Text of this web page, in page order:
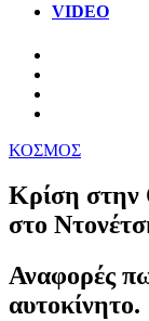
VIDEO
ΚΟΣΜΟΣ
Κρίση στην
στο
Αναφορές
αυτοκίνητο.